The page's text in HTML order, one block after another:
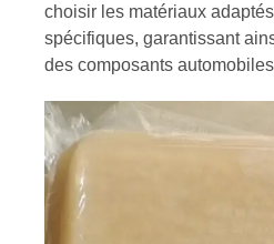
choisir les matériaux
spécifiques, garantissant
des composants